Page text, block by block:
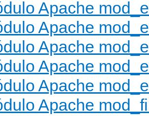
Apache
Apache
Apache
Apache
Apache
Apache